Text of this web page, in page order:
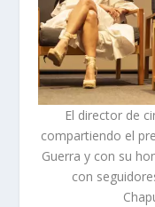
El director de
compartiendo el
Guerra y con su
con